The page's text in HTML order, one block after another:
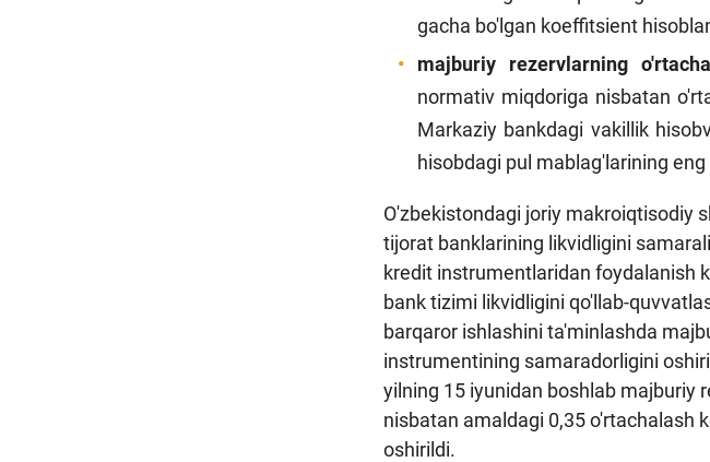
gacha bo'lgan koeffitsient
majburiy rezervlarning
normativ miqdoriga nisbatan
Markaziy bankdagi vakillik
hisobdagi pul mablag'larining
O'zbekistondagi joriy makroiqtisodiy
tijorat banklarining likvidligini
kredit instrumentlaridan foydalanish
bank tizimi likvidligini qo'llab-
barqaror ishlashini ta'minlashda
instrumentining samaradorligini
yilning 15 iyunidan boshlab majburiy
nisbatan amaldagi 0,35 o'rtachalash
oshirildi.